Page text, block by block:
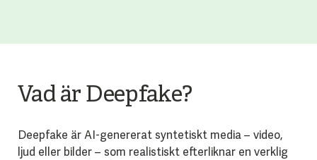
Vad är Deepfake?
Deepfake är AI-genererat syntetiskt media – video,
ljud eller bilder – som realistiskt efterliknar en verklig